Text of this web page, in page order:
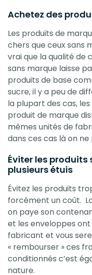
Achetez des
Les produits de
chers que ceux sans
vrai que la qualité de
sans marque laisse
produits de base
sucre, il y a peu de
la plupart des cas,
produit de marque
mêmes unités de
dans ces cas là on
Éviter les
plusieurs étuis
Évitez les produits
forcément un coût.
on paye son
et les enveloppes
fabricant et vous
« rembourser » ces
conditionnés c’est
nature.